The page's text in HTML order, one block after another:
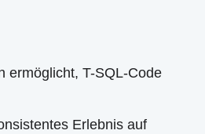
ermöglicht, T-SQL-Code
Erlebnis auf